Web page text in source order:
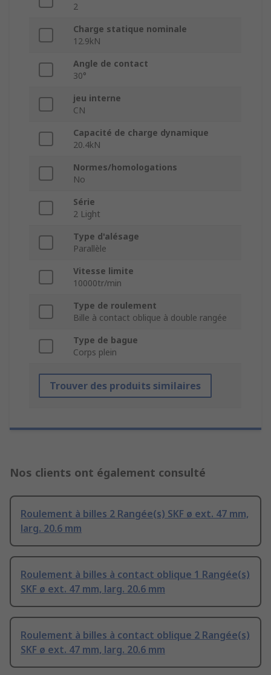
2
Charge statique nominale
12.9kN
Angle de contact
30°
jeu interne
CN
Capacité de charge dynamique
20.4kN
Normes/homologations
No
Série
2 Light
Type d'alésage
Parallèle
Vitesse limite
10000tr/min
Type de roulement
Bille à contact oblique à double rangée
Type de bague
Corps plein
Trouver des produits similaires
Nos clients ont également consulté
Roulement à billes 2 Rangée(s) SKF ø ext. 47 mm,
larg. 20.6 mm
Roulement à billes à contact oblique 1 Rangée(s)
SKF ø ext. 47 mm, larg. 20.6 mm
Roulement à billes à contact oblique 2 Rangée(s)
SKF ø ext. 47 mm, larg. 20.6 mm